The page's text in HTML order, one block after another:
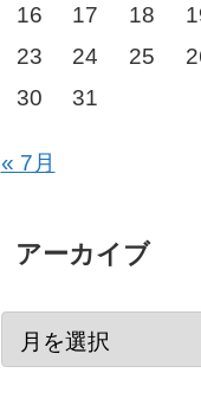
16
17 18
23
24 25
30
31
« 7月
アーカイブ